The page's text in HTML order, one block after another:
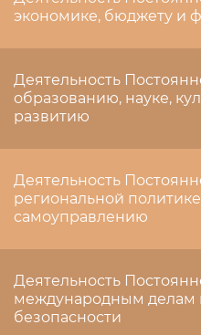
экономике, бюджету и
Деятельность
образованию, науке,
развитию
Деятельность
региональной
самоуправлению
Деятельность
международным делам
безопасности